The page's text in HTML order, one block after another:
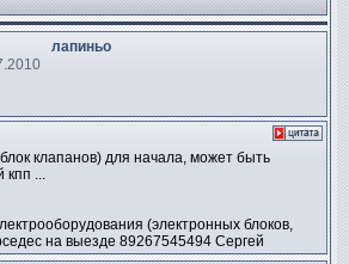
лапиньо
клапанов) для начала, может быть
кпп ...
(электронных блоков,
на выезде 89267545494 Сергей